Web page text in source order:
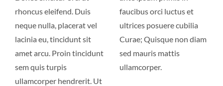
rhoncus eleifend. Duis
neque nulla, placerat vel
lacinia eu, tincidunt sit
amet arcu. Proin tincidunt
sem quis turpis
ullamcorper hendrerit. Ut
faucibus orci luctus et
ultrices posuere cubilia
Curae; Quisque non diam
sed mauris mattis
ullamcorper.